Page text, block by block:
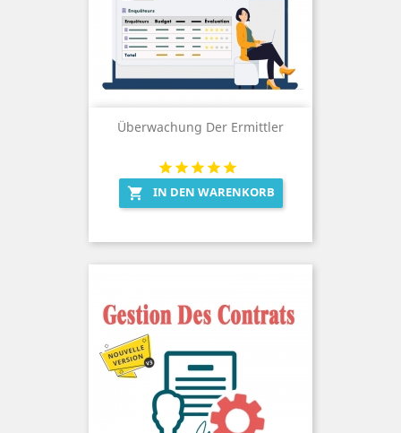
Überwachung Der Ermittler
 IN DEN WARENKORB